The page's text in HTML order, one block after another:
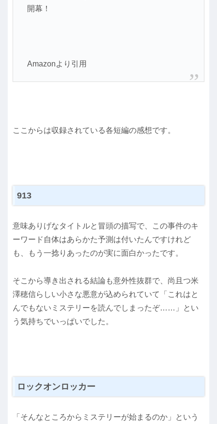
開幕！
Amazonより引用
ここからは収録されている各短編の感想です。
913
意味ありげなタイトルと冒頭の描写で、この事件のキ
ーワード自体はあらかた予測は付いたんですけれど
も、もう一捻りあったのが実に面白かったです。
そこから導き出される結論も意外性抜群で、尚且つ米
澤穂信らしい小さな悪意が込められていて「これはと
んでもないミステリーを読んでしまったぞ……」とい
う気持ちでいっぱいでした。
ロックオンロッカー
「そんなところからミステリーが始まるのか」という